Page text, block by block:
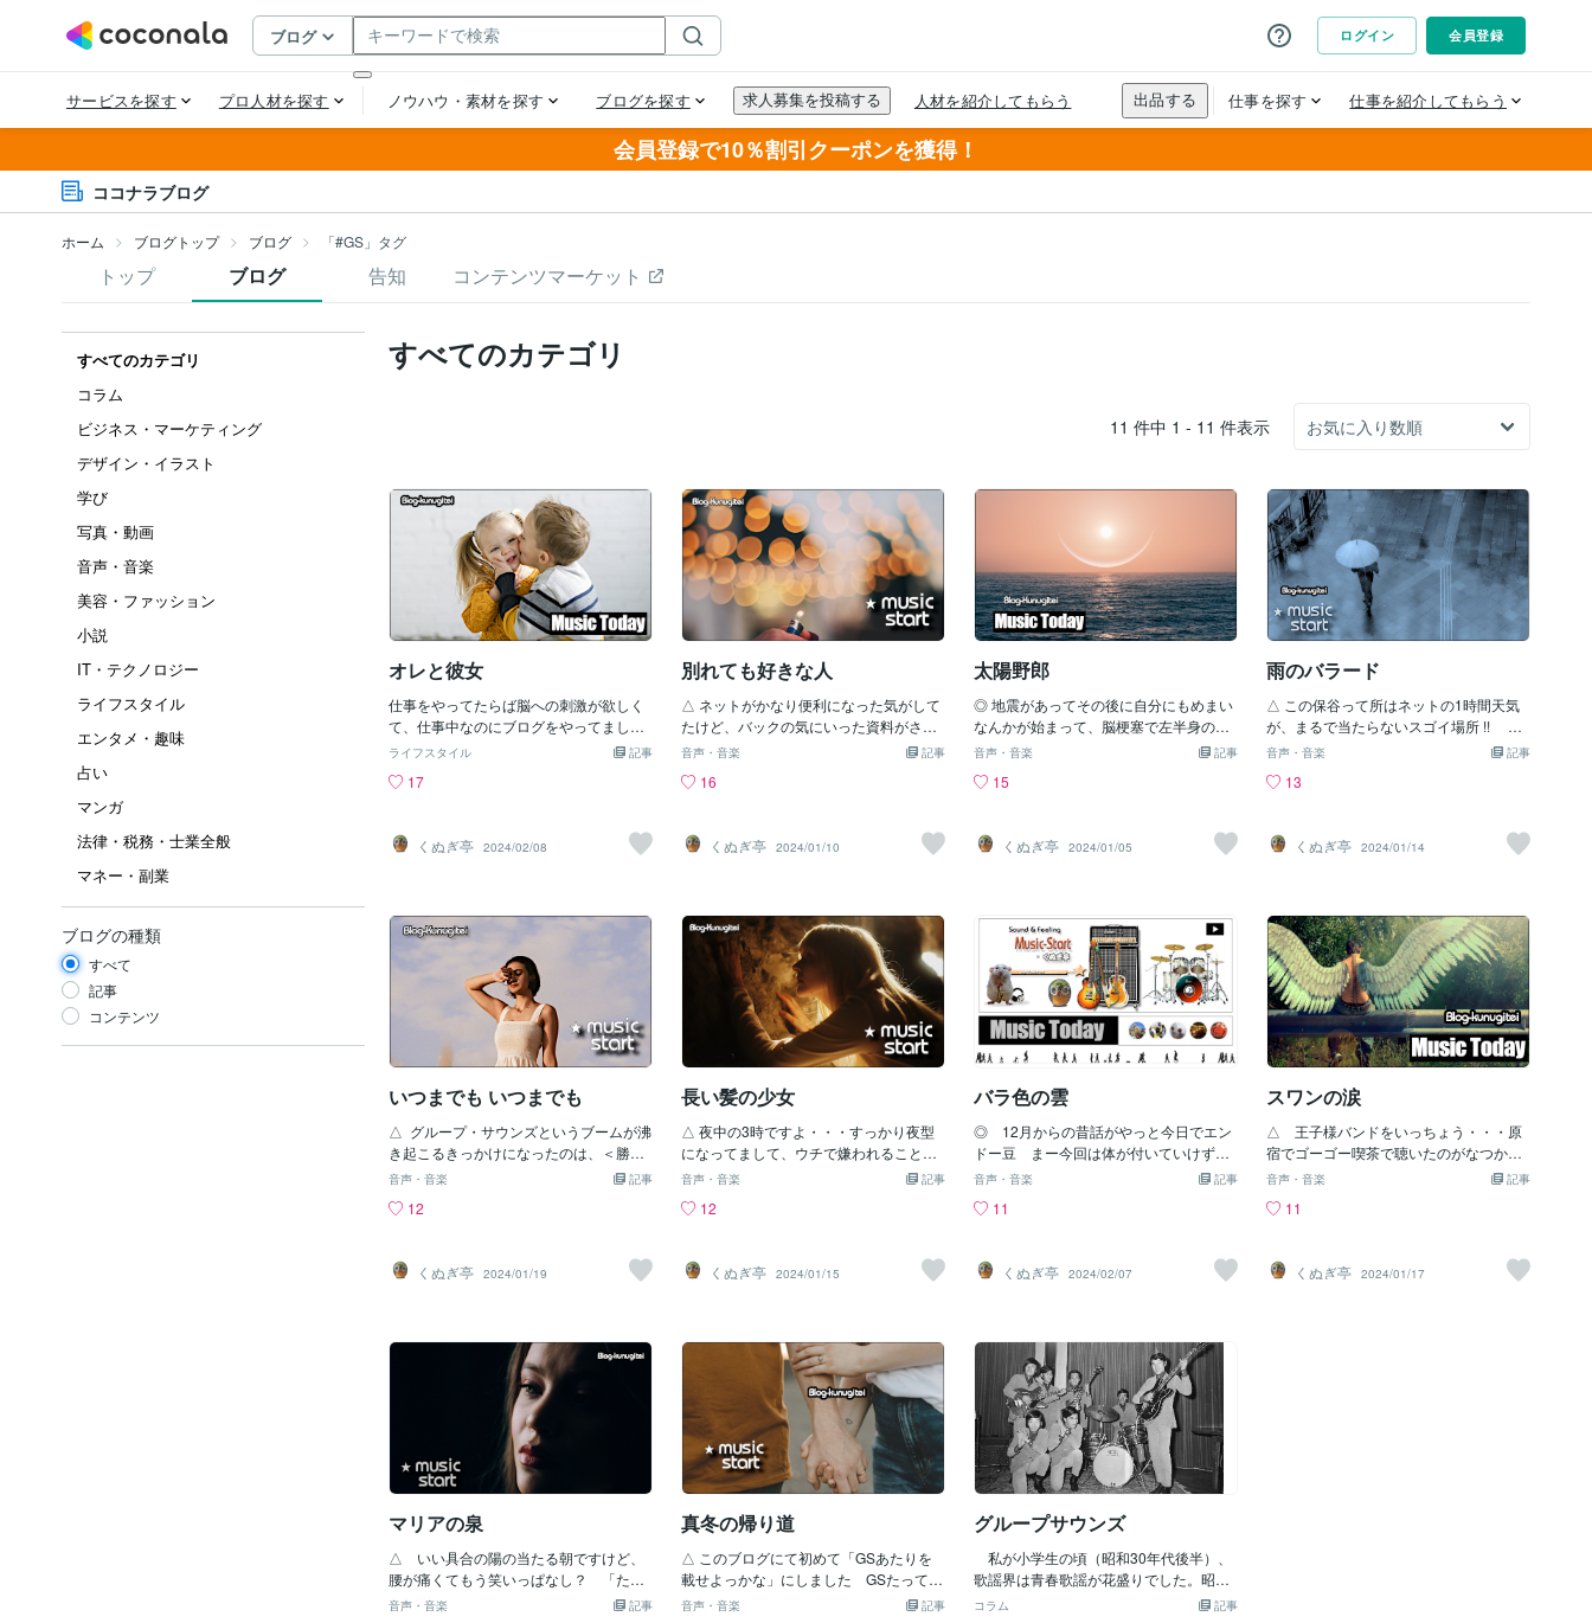
会員登録で10％割引クーポンを獲得！
ココナラブログ
ホーム ブログトップ ブログ 「#GS」タグ
トップ ブログ 告知 コンテンツマーケット
すべてのカテゴリ
コラム
ビジネス・マーケティング
デザイン・イラスト
学び
写真・動画
音声・音楽
美容・ファッション
小説
IT・テクノロジー
ライフスタイル
エンタメ・趣味
占い
マンガ
法律・税務・士業全般
マネー・副業
ブログの種類
すべて
記事
コンテンツ
すべてのカテゴリ
11 件中 1 - 11 件表示
オレと彼女
仕事をやってたらば脳への刺激が欲しく
て、仕事中なのにブログをやってました
が インスピレーションや刺激なんかを
アなんかも考えられるからブログ時間は
ら来てるし、今回のむかし話でもかなり
にここからヒラメいてる・・ブログさま
記事
ライフスタイル
17
くぬぎ亭 2024/02/08
別れても好きな人
△ ネットがかなり便利になった気がして
たけど、バックの気にいった資料がさっ
ぱり得られずで 何のコトはなく多数の
でまーかなり落胆 !! で 昔に後楽園へ行
て、新曲のお広めをやってたらしく これ
がその時の曲なのでしたそのアトにロ
粧がくどくなった様な雰囲気がダメで、
元祖の軽いフォックストロット・リズム
のこちらばかり聴きたくなる 2番の歌詞
に出てくる地名のまみあな（狸穴）は現
在の麻布台2丁目のあたり ＜小さなスナ
ック＞なんかもレパートリーにしてるグ
ループになります
記事
音声・音楽
16
くぬぎ亭 2024/01/10
太陽野郎
◎ 地震があってその後に自分にもめまい
なんかが始まって、脳梗塞で左半身の動
かない自分には冬の寒さと相まってかな
かも知れないのだけど、わたしゃどっち
よねぇ ベィビーもムチムチなのがスキ
だし おまけに人工肛門の身だしで、ま
太陽がギラギラ・・股間はフニャフニ
ャ アイデアが枯渇しない為にもこうし
て本所は松坂町の吉良邸へ、討ち入るが
ごときに今年も頑張ってるボクたん み
なさんもたまには北陸方面にアタマを向
けて祈って下さいね、ホントよろしくお
願いいたします 今日の文はイマイチま
とまらないなぁ、こんな時もあるっぺで
すけど とにかくDJをGO !!仕事を請負中
でブログやってますけど、身体障害者の
身だと気分転換なんかがむずかしく ”てん
かん” になりそう ここでのブログはその
精神衛生的アルコール手洗いみたいなも
記事
音声・音楽
15
くぬぎ亭 2024/01/05
雨のバラード
△ この保谷って所はネットの1時間天気
が、まるで当たらないスゴイ場所 !! リ
ハビリ・ウォークでも変化が有りすぎ
江東区とは、段違いなノー天気な部分は
の・・・都民の苦情なんかクソ喰らえで
我が道を行く、厚化粧のオネエさまに向
ょっと寒いぃ〜、脳梗塞の再発でひやひ
やのヒヤシンスな日 小池ちゃんみたい
に行かないと・・です
記事
音声・音楽
13
くぬぎ亭 2024/01/14
いつまでも いつまでも
△ グループ・サウンズというブームが沸
き起こるきっかけになったのは、＜勝ち
抜きエレキ合戦＞と云う番組があったか
したグループがこのバンドでした この
ャープ・ファイブなんかのおかげで、ブ
ームが生まれたって気がしてますし こ
記事
音声・音楽
12
くぬぎ亭 2024/01/19
長い髪の少女
△ 夜中の3時ですよ・・・すっかり夜型
になってまして、ウチで嫌われること
けど日中は絵がはかどらない いくじな
プ・サウンズのナンバーをやってますけ
載せてまして 今回のカップスは谷津遊
園に、泳ぎに行った時にたまたまやって
なんて思ってると、エディ播なんかが向
こうから来たりで なにか面白い巡り合
わせみたいな時もありましたのです 流
行みたいなのが終わってから、GSっての
は再度見に行ったりでしたし それのが
楽に聴けたし楽屋にもスイスイで、向こ
うも喜んでくれてましたよね
記事
音声・音楽
12
くぬぎ亭 2024/01/15
バラ色の雲
◎ 12月からの昔話がやっと今日でエン
ドー豆 まー今回は体が付いていけず、
「途中でポックリあの世へ逝ったらどう
ど でも向こうはかなりにイイところら
からねぇ ほんと？で また本日は日本のポ
ップスでして、ビレッジ・シンガーズで
な」って思いましたっけ またもやGSで
すが王子さまみたいなカッコの、女に色
目使ってたようなバンドは今回もやりま
せんので・・ハイ あー歯がイテ
記事
音声・音楽
11
くぬぎ亭 2024/02/07
スワンの涙
△ 王子様バンドをいっちょう・・・原
宿でゴーゴー喫茶で聴いたのがなつかし
い ボーカルの野口ヒデトは今でも歌っ
みなさいませませ
記事
音声・音楽
11
くぬぎ亭 2024/01/17
マリアの泉
△ いい具合の陽の当たる朝ですけど、
腰が痛くてもう笑いっぱなし？ 「ただ
鳴ってりゃイイわ」の若者向けでなく、
記事
音声・音楽
真冬の帰り道
△ このブログにて初めて「GSあたりを
載せよっかな」にしました GSたってガ
ソリンスタンドではなく、下記に画像に
記事
音声・音楽
グループサウンズ
私が小学生の頃（昭和30年代後半）、
歌謡界は青春歌謡が花盛りでした。昭和4
1年、私が中学1年の時、橋幸夫が「霧記事
コラム